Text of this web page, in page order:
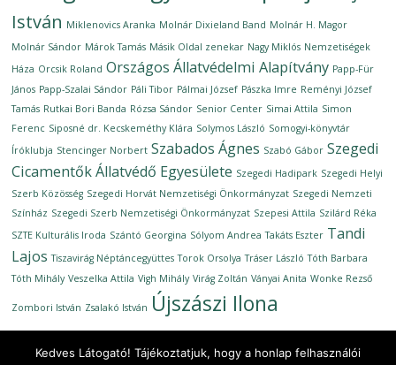
István Miklenovics Aranka Molnár Dixieland Band Molnár H. Magor
Molnár Sándor Márok Tamás Másik Oldal zenekar Nagy Miklós Nemzetiségek
Háza Orcsik Roland Országos Állatvédelmi Alapítvány Papp-Für
János Papp-Szalai Sándor Páli Tibor Pálmai József Pászka Imre Reményi József
Tamás Rutkai Bori Banda Rózsa Sándor Senior Center Simai Attila Simon
Ferenc Siposné dr. Kecskeméthy Klára Solymos László Somogyi-könyvtár
Íróklubja Stencinger Norbert Szabados Ágnes Szabó Gábor Szegedi
Cicamentők Állatvédő Egyesülete Szegedi Hadipark Szegedi Helyi
Szerb Közösség Szegedi Horvát Nemzetiségi Önkormányzat Szegedi Nemzeti
Színház Szegedi Szerb Nemzetiségi Önkormányzat Szepesi Attila Szilárd Réka
SZTE Kulturális Iroda Szántó Georgina Sólyom Andrea Takáts Eszter Tandi
Lajos Tiszavirág Néptáncegyüttes Torok Orsolya Tráser László Tóth Barbara
Tóth Mihály Veszelka Attila Vigh Mihály Virág Zoltán Ványai Anita Wonke Rezső
Zombori István Zsalakó István Újszászi Ilona
Kedves Látogató! Tájékoztatjuk, hogy a honlap felhasználói